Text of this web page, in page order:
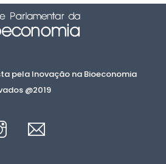
pela Inovação na Bioeconomia
@2019
Instagram